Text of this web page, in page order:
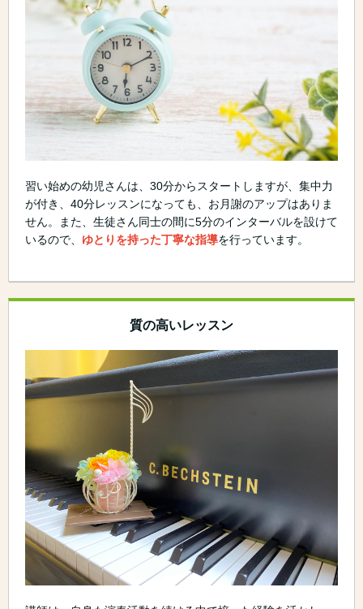
習い始めの幼児さんは、30分からスタートしますが、集中力
が付き、40分レッスンになっても、お月謝のアップはありま
せん。また、生徒さん同士の間に5分のインターバルを設けて
いるので、 ゆとりを持った丁寧な指導を行っています。
質の高いレッスン